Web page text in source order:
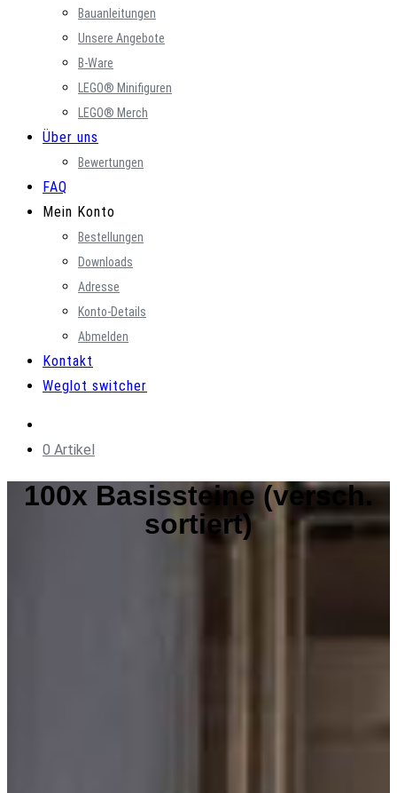
Bauanleitungen
Unsere Angebote
B-Ware
LEGO® Minifiguren
LEGO® Merch
Über uns
Bewertungen
FAQ
Mein Konto
Bestellungen
Downloads
Adresse
Konto-Details
Abmelden
Kontakt
Weglot switcher
0 Artikel
100x Basissteine (versch.
sortiert)